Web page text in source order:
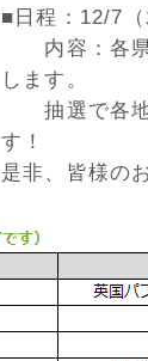
■日程：12/7
内容：各県
します。
抽選で各地
す！
是非、皆様の